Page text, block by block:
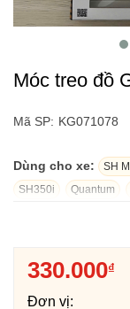
Móc treo đồ
Mã SP: KG071078
Dùng cho xe: SH
SH350i
Quantum
chắc chắn, treo đồ
Móc treo đồ GH
330.000₫
Đơn vị: